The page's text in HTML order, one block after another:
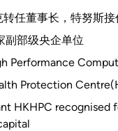
任董事长，特努斯接
副部级央企单位
Performance
Protection
HKHPC recognised